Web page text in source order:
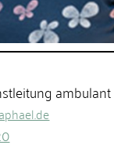
ambulant